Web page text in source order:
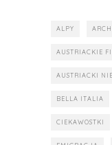
ALPY
AUSTRIACKIE
AUSTRIACKI
BELLA ITALIA
CIEKAWOSTKI